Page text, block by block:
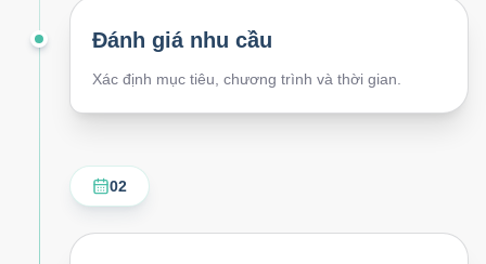
Đánh giá nhu cầu
Xác định mục tiêu, chương trình và thời gian.
02